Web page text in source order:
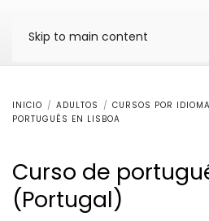
Skip to main content
INICIO ADULTOS CURSOS POR
PORTUGUÉS EN LISBOA
Curso de
(Portugal)